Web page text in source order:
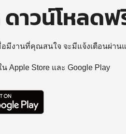
าวน์โหลดฟ
อมีงานที่คุณสนใจ จะมีแจ้งเตือนผ่า
Apple Store และ Google Play